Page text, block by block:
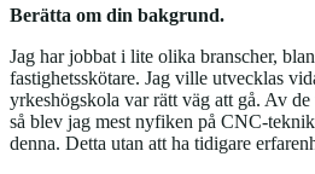
Berätta om din bakgrund.
Jag har jobbat i lite olika branscher,
fastighetsskötare. Jag ville utvecklas
yrkeshögskola var rätt väg att gå. Av
så blev jag mest nyfiken på CNC-
denna. Detta utan att ha tidigare